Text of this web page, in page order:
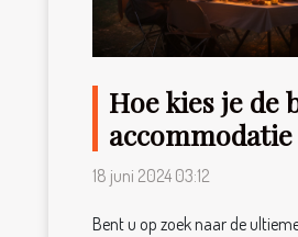
Hoe kies je de
jouw
18 juni 2024 03:12
Bent u op zoek naar de